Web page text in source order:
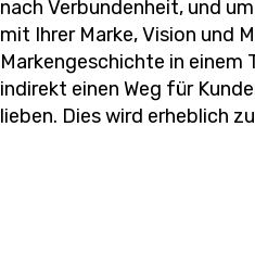
nach Verbundenheit, und
mit Ihrer Marke, Vision und
Markengeschichte in einem
indirekt einen Weg für
lieben. Dies wird erheblich